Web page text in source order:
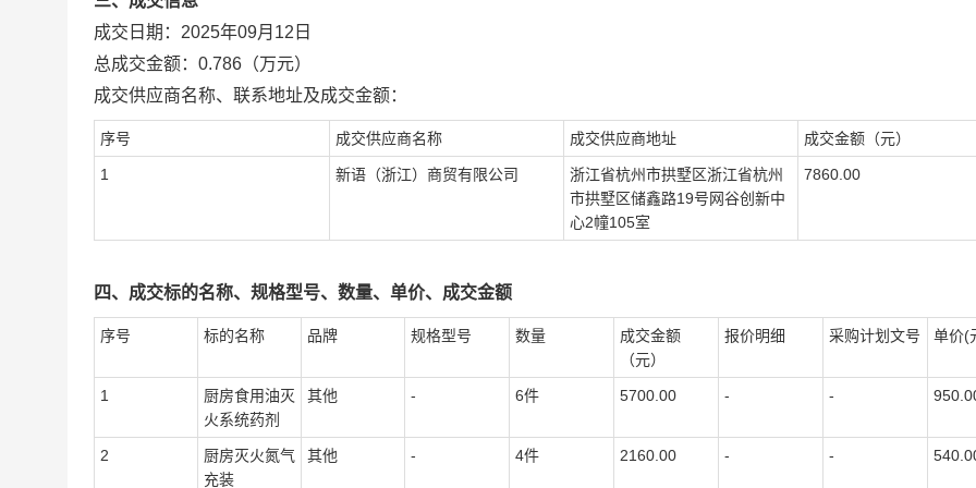
成交日期： 2025年09月12日
总成交金额： 0.786 （万元）
成交供应商名称、联系地址及成交金额：
序号 成交供应商名称 成交供应商地址 成交金额（元）
1 新语（浙江）商贸有限公司
浙江省杭州市拱墅区浙江省杭州
市拱墅区储鑫路19号网谷创新中
心2幢105室
7860.00
四、成交标的名称、规格型号、数量、单价、成交金额
序号 标的名称 品牌 规格型号 数量
成交金额
（元）
报价明细 采购计划文号 单价(
1
厨房食用油灭
火系统药剂
其他 - 6件 5700.00 - -
2
厨房灭火氮气
充装
其他 - 4件 2160.00 - -